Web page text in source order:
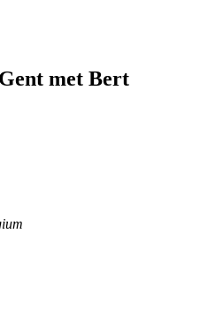
met Bert